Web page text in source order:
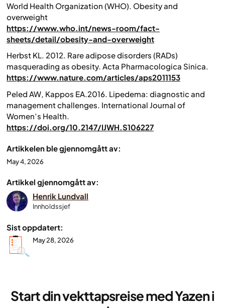
World Health Organization (WHO). Obesity and
overweight
https://www.who.int/news-room/fact-
sheets/detail/obesity-and-overweight
Herbst KL. 2012. Rare adipose disorders (RADs)
masquerading as obesity. Acta Pharmacologica Sinica.
https://www.nature.com/articles/aps2011153
Peled AW, Kappos EA.2016. Lipedema: diagnostic and
management challenges. International Journal of
Women’s Health
https://doi.org/10.2147/IJWH.S106227
Artikkelen ble gjennomgått av:
May 4, 2026
Artikkel gjennomgått av:
Henrik Lundvall
Innholdssjef
Sist oppdatert:
May 28, 2026
Start din vekttapsreise med Yazen i